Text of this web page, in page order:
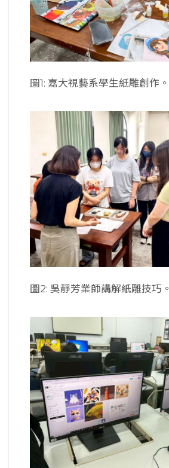
圖1: 嘉大視藝系學生紙雕創作。
圖2: 吳靜芳業師講解紙雕技巧。